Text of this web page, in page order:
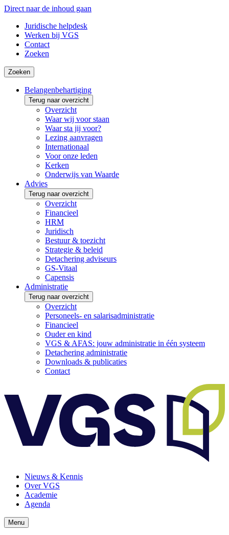
Direct naar de inhoud gaan
Juridische helpdesk
Werken bij VGS
Contact
Zoeken
Zoeken
Belangenbehartiging
Terug naar overzicht
Overzicht
Waar wij voor staan
Waar sta jij voor?
Lezing aanvragen
Internationaal
Voor onze leden
Kerken
Onderwijs van Waarde
Advies
Terug naar overzicht
Overzicht
Financieel
HRM
Juridisch
Bestuur & toezicht
Strategie & beleid
Detachering adviseurs
GS-Vitaal
Capensis
Administratie
Terug naar overzicht
Overzicht
Personeels- en salarisadministratie
Financieel
Ouder en kind
VGS & AFAS: jouw administratie in één systeem
Detachering administratie
Downloads & publicaties
Contact
Nieuws & Kennis
Over VGS
Academie
Agenda
Menu